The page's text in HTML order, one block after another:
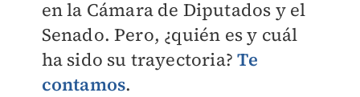
en la Cámara de Diputados y el
Senado. Pero, ¿quién es y cuál
ha sido su trayectoria?Te
contamos.